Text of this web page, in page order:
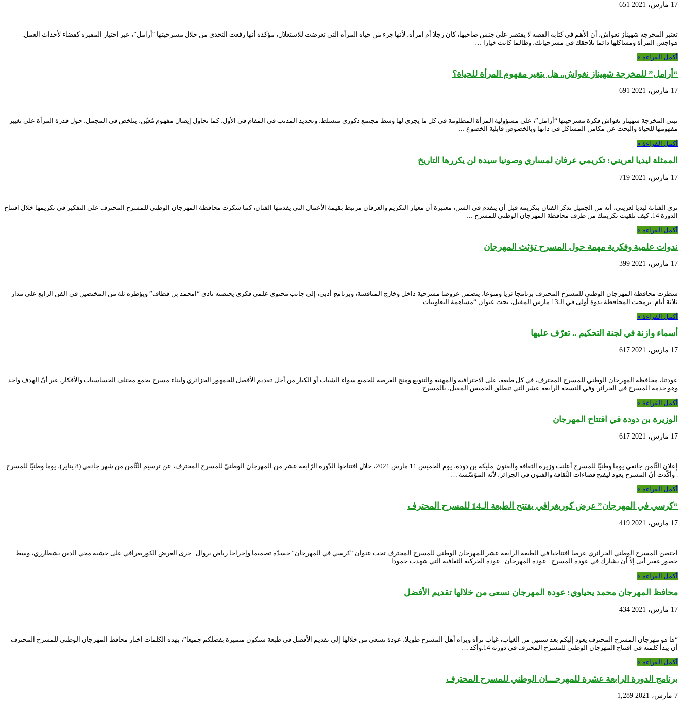
17 مارس، 2021 651
تعتبر المخرجة شهيناز نغواش، أن الأهم في كتابة القصة لا يقتصر على جنس صاحبها، كان رجلا أم امرأة، لأنها جزء من حياة المرأة التي تعرضت للاستغلال، مؤكدة أنها رفعت التحدي من خلال مسرحيتها “أرامل”، عبر اختيار المقبرة كفضاء لأحداث العمل.
هواجس المرأة ومشاكلها دائما تلاحقك في مسرحياتك، وطالما كانت خيارا …
أكمل القراءة »
“أرامل” للمخرجة شهيناز نغواش.. هل يتغير مفهوم المرأة للحياة؟
17 مارس، 2021 691
تبني المخرجة شهيناز نغواش فكرة مسرحيتها “أرامل”، على مسؤولية المرأة المظلومة في كل ما يجري لها وسط مجتمع ذكوري متسلط، وتحديد المذنب في المقام في الأول، كما تحاول إيصال مفهوم مُعيّن، يتلخص في المجمل، حول قدرة المرأة على تغيير
مفهومها للحياة والبحث عن مكامن المشاكل في ذاتها وبالخصوص قابلية الخضوع …
أكمل القراءة »
الممثلة ليديا لعريني: تكريمي عرفان لمساري وصونيا سيدة لن يكررها التاريخ
17 مارس، 2021 719
ترى الفنانة ليديا لعريني، أنه من الجميل تذكر الفنان بتكريمه قبل أن يتقدم في السن، معتبرة أن معيار التكريم والعرفان مرتبط بقيمة الأعمال التي يقدمها الفنان، كما شكرت محافظة المهرجان الوطني للمسرح المحترف على التفكير في تكريمها خلال افتتاح
الدورة 14. كيف تلقيت تكريمك من طرف محافظة المهرجان الوطني للمسرح …
أكمل القراءة »
ندوات علمية وفكرية مهمة حول المسرح تؤثث المهرجان
17 مارس، 2021 399
سطرت محافظة المهرجان الوطني للمسرح المحترف برنامجا ثريا ومنوعا، يتضمن عروضا مسرحية داخل وخارج المنافسة، وبرنامج أدبي، إلى جانب محتوى علمي فكري يحتضنه نادي “امحمد بن قطاف” ويؤطره ثلة من المختصين في الفن الرابع على مدار
ثلاثة أيام. برمجت المحافظة ندوة أولى في الـ13 مارس المقبل، تحت عنوان “مساهمة التعاونيات …
أكمل القراءة »
أسماء وازنة في لجنة التحكيم .. تعرّف عليها
17 مارس، 2021 617
عودتنا، محافظة المهرجان الوطني للمسرح المحترف، في كل طبعة، على الاحترافية والمهنية والتنويع ومنح الفرصة للجميع سواء الشباب أو الكبار من أجل تقديم الأفضل للجمهور الجزائري ولبناء مسرح يجمع مختلف الحساسيات والأفكار، غير أنّ الهدف واحد
وهو خدمة المسرح في الجزائر. وفي النسخة الرابعة عشر التي تنطلق الخميس المقبل، بالمسرح …
أكمل القراءة »
الوزيرة بن دودة في افتتاح المهرجان
17 مارس، 2021 617
إعلان الثّامن جانفي يوما وطنيّا للمسرح أعلنت وزيرة الثقافة والفنون مليكة بن دودة، يوم الخميس 11 مارس 2021، خلال افتتاحها الدّورة الرّابعة عشر من المهرجان الوطنيّ للمسرح المحترف، عن ترسيم الثّامن من شهر جانفي (8 يناير)، يوما وطنيّا للمسرح
. وأكّدت أنّ المسرح يعود ليفتح فضاءات الثّقافة والفنون في الجزائر، لأنّه المؤسّسة …
أكمل القراءة »
“كرسي في المهرجان” عرض كوريغرافي يفتتح الطبعة الـ14 للمسرح المحترف
17 مارس، 2021 419
احتضن المسرح الوطني الجزائري عرضا افتتاحيا في الطبعة الرابعة عشر للمهرجان الوطني للمسرح المحترف تحت عنوان “كرسي في المهرجان” جسدّه تصميما وإخراجا رياض بروال. جرى العرض الكوريغرافي على خشبة محي الدين بشطارزي، وسط
حضور غفير أبى إلاّ أن يشارك في عودة المسرح.. عودة المهرجان.. عودة الحركية الثقافية التي شهدت جمودا …
أكمل القراءة »
محافظ المهرجان محمد يحياوي: عودة المهرجان نسعى من خلالها تقديم الأفضل
17 مارس، 2021 434
“ها هو مهرجان المسرح المحترف يعود إليكم بعد سنتين من الغياب، غياب نراه ويراه أهل المسرح طويلا، عودة نسعى من خلالها إلى تقديم الأفضل في طبعة ستكون متميزة بفضلكم جميعا”، بهذه الكلمات اختار محافظ المهرجان الوطني للمسرح المحترف
أن يبدأ كلمته في افتتاح المهرجان الوطني للمسرح المحترف في دورته 14.وأكد …
أكمل القراءة »
برنامج الدورة الرابعة عشرة للمهرجـــان الوطني للمسرح المحترف
7 مارس، 2021 1,289